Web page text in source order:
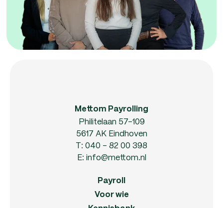
Mettom Payrolling
Philitelaan 57-109
5617 AK Eindhoven
T: 040 - 82 00 398
E: info@mettom.nl
Payroll
Voor wie